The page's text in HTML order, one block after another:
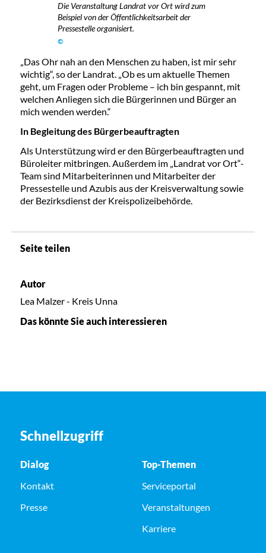
Die Veranstaltung Landrat vor Ort wird zum
Beispiel von der Öffentlichkeitsarbeit der
Pressestelle organisiert.
©
„Das Ohr nah an den Menschen zu haben, ist mir sehr
wichtig“, so der Landrat. „Ob es um aktuelle Themen
geht, um Fragen oder Probleme – ich bin gespannt, mit
welchen Anliegen sich die Bürgerinnen und Bürger an
mich wenden werden.“
In Begleitung des Bürgerbeauftragten
Als Unterstützung wird er den Bürgerbeauftragten und
Büroleiter mitbringen. Außerdem im „Landrat vor Ort“-
Team sind Mitarbeiterinnen und Mitarbeiter der
Pressestelle und Azubis aus der Kreisverwaltung sowie
der Bezirksdienst der Kreispolizeibehörde.
Seite teilen
Autor
Lea Malzer - Kreis Unna
Das könnte Sie auch interessieren
Schnellzugriff
Dialog
Kontakt
Presse
Top-Themen
Serviceportal
Veranstaltungen
Karriere